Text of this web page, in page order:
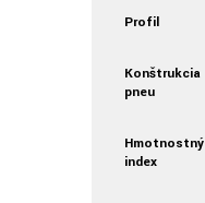
Profil
Konštrukcia
pneu
Hmotnostný
index